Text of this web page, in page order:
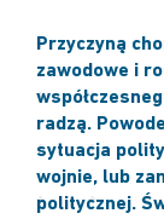
Przyczyną
zawodowe i
radzą.
sytuacja
wojnie, lub
politycznej.